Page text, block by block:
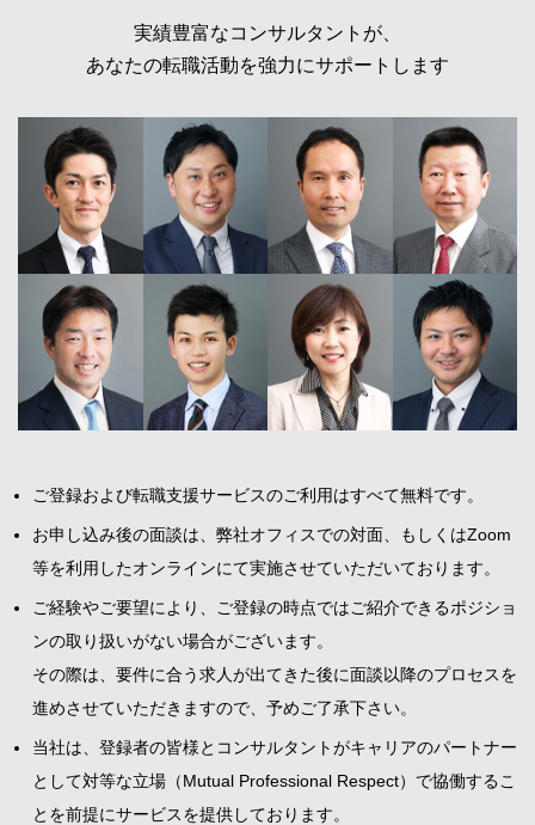
実績豊富なコンサルタントが、
あなたの転職活動を強力にサポートします
ご登録および転職支援サービスのご利用はすべて無料です。
お申し込み後の面談は、弊社オフィスでの対面、もしくはZoom
等を利用したオンラインにて実施させていただいております。
ご経験やご要望により、ご登録の時点ではご紹介できるポジショ
ンの取り扱いがない場合がございます。
その際は、要件に合う求人が出てきた後に面談以降のプロセスを
進めさせていただきますので、予めご了承下さい。
当社は、登録者の皆様とコンサルタントがキャリアのパートナー
として対等な立場（Mutual Professional Respect）で協働するこ
とを前提にサービスを提供しております。